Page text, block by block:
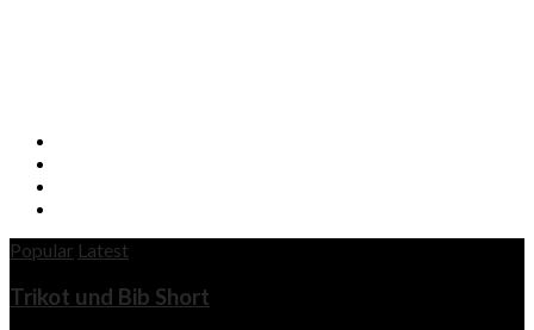
Popular Latest
Trikot und Bib Short